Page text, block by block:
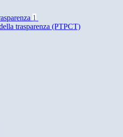
1
trasparenza (PTPCT)